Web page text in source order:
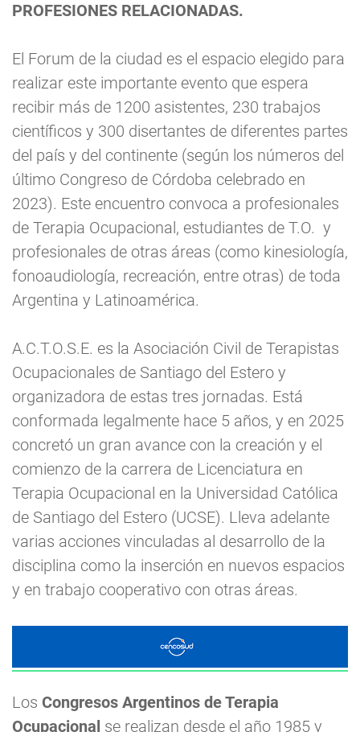
PROFESIONES RELACIONADAS.
El Forum de la ciudad es el espacio elegido para
realizar este importante evento que espera
recibir más de 1200 asistentes, 230 trabajos
científicos y 300 disertantes de diferentes partes
del país y del continente (según los números del
último Congreso de Córdoba celebrado en
2023). Este encuentro convoca a profesionales
de Terapia Ocupacional, estudiantes de T.O. y
profesionales de otras áreas (como kinesiología,
fonoaudiología, recreación, entre otras) de toda
Argentina y Latinoamérica.
A.C.T.O.S.E. es la Asociación Civil de Terapistas
Ocupacionales de Santiago del Estero y
organizadora de estas tres jornadas. Está
conformada legalmente hace 5 años, y en 2025
concretó un gran avance con la creación y el
comienzo de la carrera de Licenciatura en
Terapia Ocupacional en la Universidad Católica
de Santiago del Estero (UCSE). Lleva adelante
varias acciones vinculadas al desarrollo de la
disciplina como la inserción en nuevos espacios
y en trabajo cooperativo con otras áreas.
Los Congresos Argentinos de Terapia
Ocupacional se realizan desde el año 1985 y